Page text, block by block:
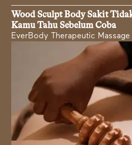
Wood Sculpt Body Sakit
Kamu Tahu Sebelum Coba
EverBody Therapeutic Massage